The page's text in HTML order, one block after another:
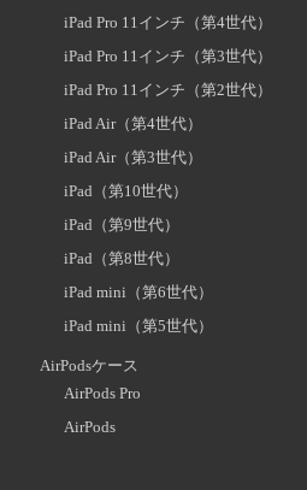
iPad Pro 11インチ（第4世代）
iPad Pro 11インチ（第3世代）
iPad Pro 11インチ（第2世代）
iPad Air（第4世代）
iPad Air（第3世代）
iPad（第10世代）
iPad（第9世代）
iPad（第8世代）
iPad mini（第6世代）
iPad mini（第5世代）
AirPodsケース
AirPods Pro
AirPods